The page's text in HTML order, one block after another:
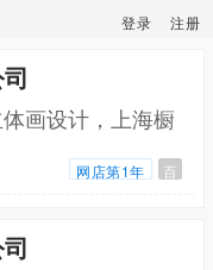
登录 注册
画设计，上海橱
网店第1年 百